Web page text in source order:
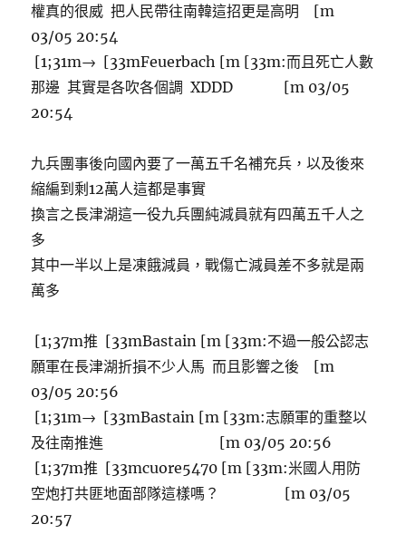
權真的很威 把人民帶往南韓這招更是高明 [m
03/05 20:54
[1;31m→ [33mFeuerbach [m [33m:而且死亡人數
那邊 其實是各吹各個調 XDDD [m 03/05
20:54
九兵團事後向國內要了一萬五千名補充兵，以及後來
縮編到剩12萬人這都是事實
換言之長津湖這一役九兵團純減員就有四萬五千人之
多
其中一半以上是凍餓減員，戰傷亡減員差不多就是兩
萬多
[1;37m推 [33mBastain [m [33m:不過一般公認志
願軍在長津湖折損不少人馬 而且影響之後 [m
03/05 20:56
[1;31m→ [33mBastain [m [33m:志願軍的重整以
及往南推進 [m 03/05 20:56
[1;37m推 [33mcuore5470 [m [33m:米國人用防
空炮打共匪地面部隊這樣嗎？ [m 03/05
20:57